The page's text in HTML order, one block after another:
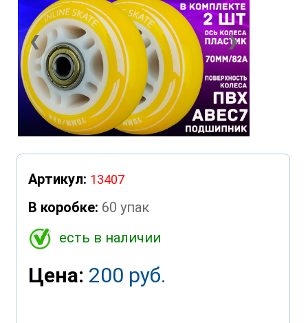
❮ ❯
Артикул: 13407
В коробке: 60 упак
есть в наличии
Цена: 200 руб.